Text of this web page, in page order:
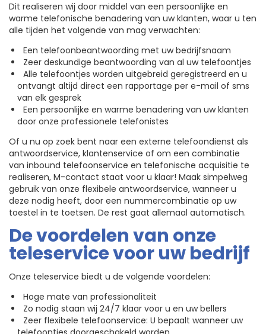
Dit realiseren wij door middel van een persoonlijke en
warme telefonische benadering van uw klanten, waar u ten
alle tijden het volgende van mag verwachten:
Een telefoonbeantwoording met uw bedrijfsnaam
Zeer deskundige beantwoording van al uw telefoontjes
Alle telefoontjes worden uitgebreid geregistreerd en u
ontvangt altijd direct een rapportage per e-mail of sms
van elk gesprek
Een persoonlijke en warme benadering van uw klanten
door onze professionele telefonistes
Of u nu op zoek bent naar een externe telefoondienst als
antwoordservice, klantenservice of om een combinatie
van inbound telefoonservice en telefonische acquisitie te
realiseren, M-contact staat voor u klaar! Maak simpelweg
gebruik van onze flexibele antwoordservice, wanneer u
deze nodig heeft, door een nummercombinatie op uw
toestel in te toetsen. De rest gaat allemaal automatisch.
De voordelen van onze
teleservice voor uw bedrijf
Onze teleservice biedt u de volgende voordelen:
Hoge mate van professionaliteit
Zo nodig staan wij 24/7 klaar voor u en uw bellers
Zeer flexibele telefoonservice: U bepaalt wanneer uw